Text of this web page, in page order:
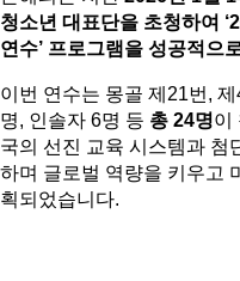
청소년 대표단을 초청하여
연수’ 프로그램을 성공적으
이번 연수는 몽골 제21번,
명, 인솔자 6명 등 총 24명이
국의 선진 교육 시스템과 첨
하며 글로벌 역량을 키우고
획되었습니다.